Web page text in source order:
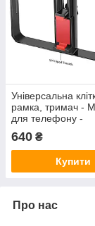
Універсальна
рамка, тримач -
для телефону -
смартфона
640 ₴
Купити
Про нас